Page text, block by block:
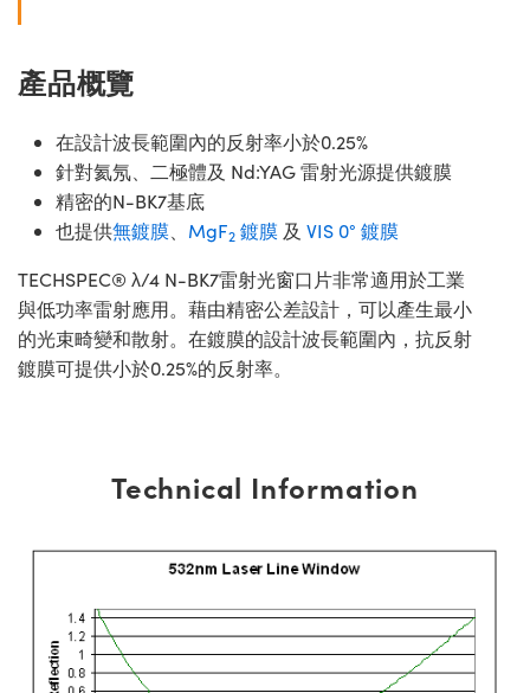
產品概覽
在設計波長範圍內的反射率小於0.25%
針對氦氖、二極體及 Nd:YAG 雷射光源提供鍍膜
精密的N-BK7基底
也提供無鍍膜 MgF2 鍍膜 及 VIS 0° 鍍膜
TECHSPEC® λ/4 N-BK7雷射光窗口片非常適用於工業
與低功率雷射應用。藉由精密公差設計，可以產生最小
的光束畸變和散射。在鍍膜的設計波長範圍內，抗反射
鍍膜可提供小於0.25%的反射率。
Technical Information